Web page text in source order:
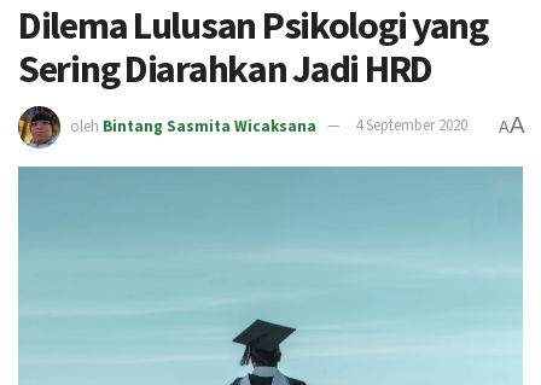
Dilema Lulusan Psikologi yang
Sering Diarahkan Jadi HRD
oleh Bintang Sasmita Wicaksana 4 September 2020 AA